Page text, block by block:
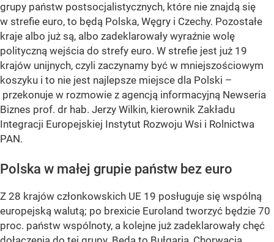
grupy państw postsocjalistycznych, które nie znajdą się
w strefie euro, to będą Polska, Węgry i Czechy. Pozostałe
kraje albo już są, albo zadeklarowały wyraźnie wolę
polityczną wejścia do strefy euro. W strefie jest już 19
krajów unijnych, czyli zaczynamy być w mniejszościowym
koszyku i to nie jest najlepsze miejsce dla Polski –
przekonuje w rozmowie z agencją informacyjną Newseria
Biznes prof. dr hab. Jerzy Wilkin, kierownik Zakładu
Integracji Europejskiej Instytut Rozwoju Wsi i Rolnictwa
PAN.
Polska w małej grupie państw bez euro
Z 28 krajów członkowskich UE 19 posługuje się wspólną
europejską walutą; po brexicie Euroland tworzyć będzie 70
proc. państw wspólnoty, a kolejne już zadeklarowały chęć